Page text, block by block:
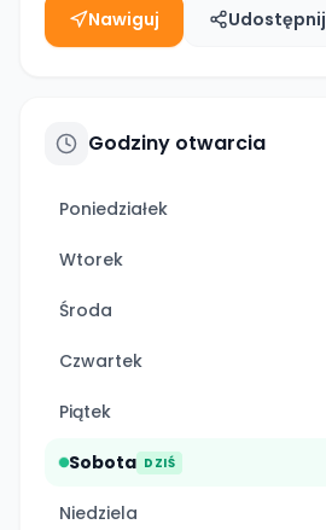
Nawiguj Udostępnij
Godziny otwarcia
Poniedziałek
Wtorek
Środa
Czwartek
Piątek
Sobota DZIŚ
Niedziela